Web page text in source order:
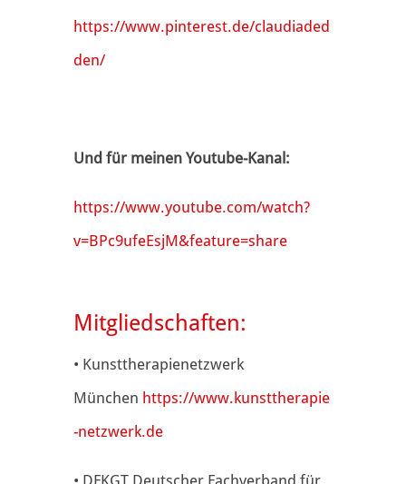
https://www.pinterest.de/claudiaded
den/
Und für meinen Youtube-Kanal:
https://www.youtube.com/watch?
v=BPc9ufeEsjM&feature=share
Mitgliedschaften:
• Kunsttherapienetzwerk
München https://www.kunsttherapie
-netzwerk.de
• DFKGT Deutscher Fachverband für